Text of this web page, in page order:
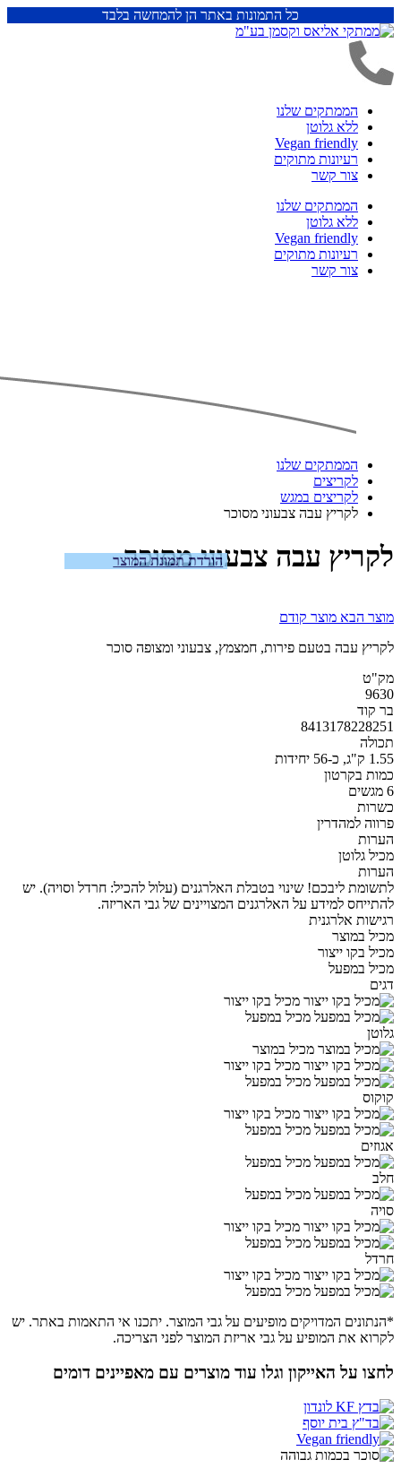
כל התמונות באתר הן להמחשה בלבד
הממתקים שלנו
ללא גלוטן
Vegan friendly
רעיונות מתוקים
צור קשר
הממתקים שלנו
ללא גלוטן
Vegan friendly
רעיונות מתוקים
צור קשר
הממתקים שלנו
לקריצים
לקריצים במגש
לקריץ עבה צבעוני מסוכר
לקריץ עבה צבעוני מסוכר
הורדת תמונת המוצר
מוצר הבא מוצר קודם
לקריץ עבה בטעם פירות, חמצמץ, צבעוני ומצופה סוכר
מק"ט
9630
בר קוד
8413178228251
תכולה
1.55 ק"ג, כ-56 יחידות
כמות בקרטון
6 מגשים
כשרות
פרווה למהדרין
הערות
מכיל גלוטן
הערות
לתשומת ליבכם! שינוי בטבלת האלרגנים (עלול להכיל: חרדל וסויה). יש
להתייחס למידע על האלרגנים המצויינים של גבי האריזה.
רגישות אלרגנית
מכיל במוצר
מכיל בקו ייצור
מכיל במפעל
דגים
מכיל בקו ייצור
מכיל במפעל
גלוטן
מכיל במוצר
מכיל בקו ייצור
מכיל במפעל
קוקוס
מכיל בקו ייצור
מכיל במפעל
אגוזים
מכיל במפעל
חלב
מכיל במפעל
סויה
מכיל בקו ייצור
מכיל במפעל
חרדל
מכיל בקו ייצור
מכיל במפעל
*הנתונים המדויקים מופיעים על גבי המוצר. יתכנו אי התאמות באתר. יש
לקרוא את המופיע על גבי אריזת המוצר לפני הצריכה.
לחצו על האייקון וגלו עוד מוצרים עם מאפיינים דומים